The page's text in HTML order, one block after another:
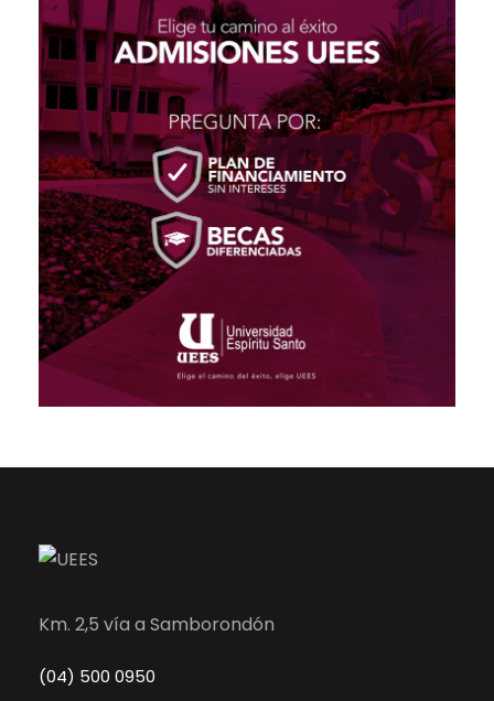
Km. 2,5 vía a Samborondón
(04) 500 0950